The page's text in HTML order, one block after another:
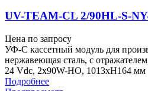
UV-TEAM-CL 2/90HL-S-
Цена по запросу
УФ-С кассетный модуль для
нержавеющая сталь, с
24 Vdc, 2x90W-HO, 1013xH164 мм
Подробнее